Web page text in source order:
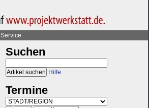
Service
Suchen
Hilfe
Termine